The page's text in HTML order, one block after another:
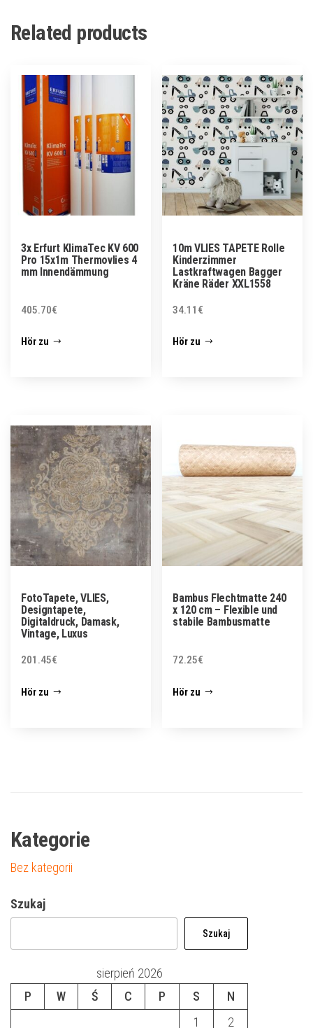
Related products
3x Erfurt KlimaTec KV 600
Pro 15x1m Thermovlies 4
mm Innendämmung
405.70€
Hör zu
10m VLIES TAPETE Rolle
Kinderzimmer
Lastkraftwagen Bagger
Kräne Räder XXL1558
34.11 €
Hör zu
FotoTapete, VLIES,
Designtapete,
Digitaldruck, Damask,
Vintage, Luxus
201.45€
Hör zu
Bambus Flechtmatte 240
x 120 cm – Flexible und
stabile Bambusmatte
72.25€
Hör zu
Kategorie
Bez kategorii
Szukaj
Szukaj
sierpień 2026
P
W Ś C P S
N
1
2